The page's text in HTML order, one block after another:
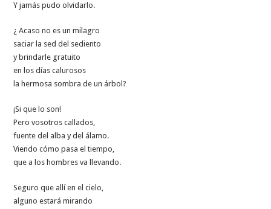
Y jamás pudo olvidarlo.
¿ Acaso no es un milagro
saciar la sed del sediento
y brindarle gratuito
en los días calurosos
la hermosa sombra de un árbol?
¡Si que lo son!
Pero vosotros callados,
fuente del alba y del álamo.
Viendo cómo pasa el tiempo,
que a los hombres va llevando.
Seguro que allí en el cielo,
alguno estará mirando